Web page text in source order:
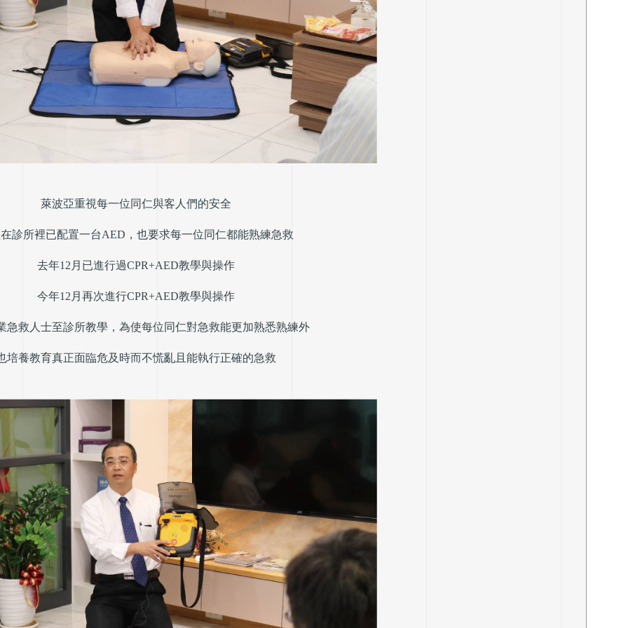
萊波亞重視每一位同仁與客人們的安全
診所裡已配置一台AED，也要求每一位同仁都能熟練急救
去年12月已進行過CPR+AED教學與操作
今年12月再次進行CPR+AED教學與操作
急救人士至診所教學， 為使每位同仁對急救能更加熟悉熟練外
培養教育真正面臨危及時而不慌亂且能執行正確的急救